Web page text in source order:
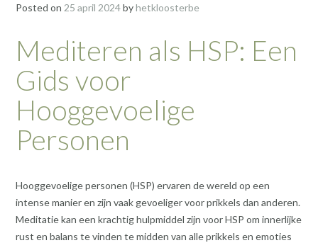
Posted on 25 april 2024byhetkloosterbe
Mediteren als HSP: Een
Gids voor
Hooggevoelige
Personen
Hooggevoelige personen (HSP) ervaren de wereld op een
intense manier en zijn vaak gevoeliger voor prikkels dan anderen.
Meditatie kan een krachtig hulpmiddel zijn voor HSP om innerlijke
rust en balans te vinden te midden van alle prikkels en emoties